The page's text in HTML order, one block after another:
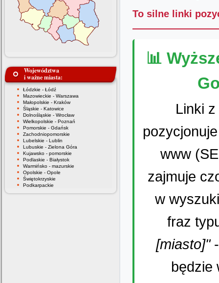
Województwa
i ważne miasta:
Łódzkie - Łódź
Mazowieckie - Warszawa
Małopolskie - Kraków
Śląskie - Katowice
Dolnośląskie - Wrocław
Wielkopolskie - Poznań
Pomorskie - Gdańsk
Zachodniopomorskie
Lubelskie - Lublin
Lubuskie - Zielona Góra
Kujawsko - pomorskie
Podlaskie - Białystok
Warmińsko - mazurskie
Opolskie - Opole
Świętokrzyskie
Podkarpackie
To silne linki
📊
Linki
www
zajmuje
w
fraz
[miasto]"-
będzie